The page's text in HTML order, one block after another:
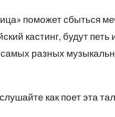
поможет сбыться
кастинг, будут
самых разных
как поет эта